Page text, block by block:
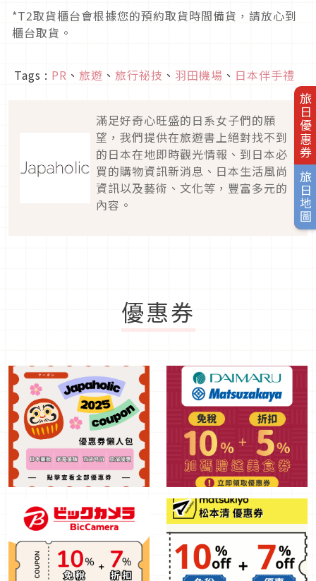
旅日優惠券
旅日地圖
*T2取貨櫃台會根據您的預約取貨時間備貨，請放心到
櫃台取貨。
Tags : PR 、 旅遊 、 旅行祕技 、 羽田機場 、 日本伴手禮
滿足好奇心旺盛的日系女子們的願
望，我們提供在旅遊書上絕對找不到
的日本在地即時觀光情報、到日本必
買的購物資訊新消息、日本生活風尚
資訊以及藝術、文化等，豐富多元的
內容。
優惠券